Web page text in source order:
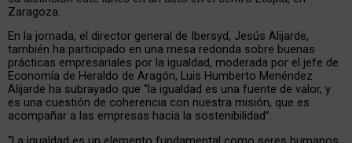
Zaragoza.
En la jornada, el director general de Ibersyd, Jesús Alijarde,
también ha participado en una mesa redonda sobre buenas
prácticas empresariales por la igualdad, moderada por el jefe de
Economía de Heraldo de Aragón, Luis Humberto Menéndez.
Alijarde ha subrayado que “la igualdad es una fuente de valor, y
es una cuestión de coherencia con nuestra misión, que es
acompañar a las empresas hacia la sostenibilidad”.